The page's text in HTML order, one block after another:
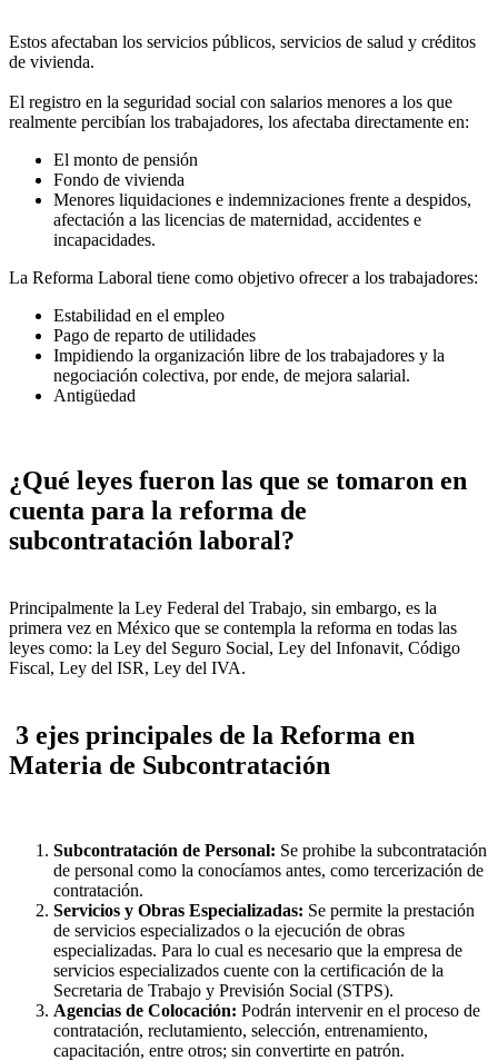
Estos afectaban los servicios públicos, servicios de salud y créditos
de vivienda.
El registro en la seguridad social con salarios menores a los que
realmente percibían los trabajadores, los afectaba directamente en:
El monto de pensión
Fondo de vivienda
Menores liquidaciones e indemnizaciones frente a despidos,
afectación a las licencias de maternidad, accidentes e
incapacidades.
La Reforma Laboral tiene como objetivo ofrecer a los trabajadores:
Estabilidad en el empleo
Pago de reparto de utilidades
Impidiendo la organización libre de los trabajadores y la
negociación colectiva, por ende, de mejora salarial.
Antigüedad
¿Qué leyes fueron las que se tomaron en
cuenta para la reforma de
subcontratación laboral?
Principalmente la Ley Federal del Trabajo, sin embargo, es la
primera vez en México que se contempla la reforma en todas las
leyes como: la Ley del Seguro Social, Ley del Infonavit, Código
Fiscal, Ley del ISR, Ley del IVA.
3 ejes principales de la Reforma en
Materia de Subcontratación
Subcontratación de Personal: Se prohibe la subcontratación
de personal como la conocíamos antes, como tercerización de
contratación.
Servicios y Obras Especializadas: Se permite la prestación
de servicios especializados o la ejecución de obras
especializadas. Para lo cual es necesario que la empresa de
servicios especializados cuente con la certificación de la
Secretaria de Trabajo y Previsión Social (STPS).
Agencias de Colocación: Podrán intervenir en el proceso de
contratación, reclutamiento, selección, entrenamiento,
capacitación, entre otros; sin convertirte en patrón.